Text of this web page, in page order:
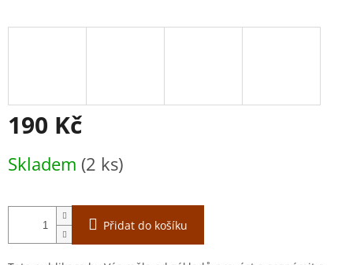
190 Kč
cena:
Skladem (2 ks)
Přidat do košíku